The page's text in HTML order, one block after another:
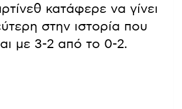
κατάφερε να γίνει
στην ιστορία που
με 3-2 από το 0-2.